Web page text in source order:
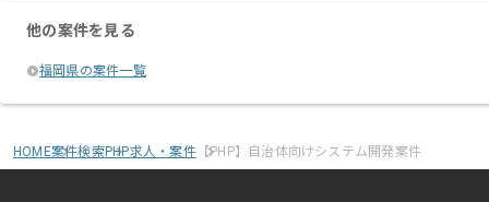
他の案件を見る
福岡県の案件一覧
HOME案件検索PHP求人・案件【PHP】自治体向けシステム開発案件